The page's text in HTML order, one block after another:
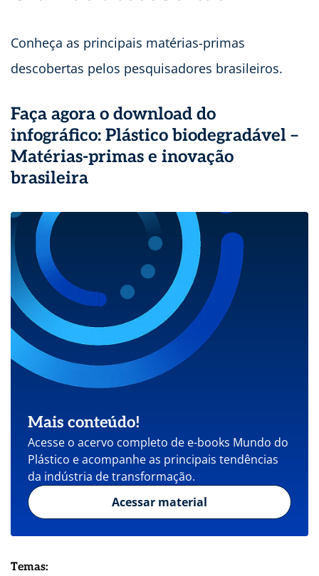
Conheça as principais matérias-primas
descobertas pelos pesquisadores brasileiros.
Faça agora o download do
infográfico: Plástico biodegradável –
Matérias-primas e inovação
brasileira
Mais conteúdo!
Acesse o acervo completo de e-books Mundo do
Plástico e acompanhe as principais tendências
da indústria de transformação.
Acessar material
Temas: